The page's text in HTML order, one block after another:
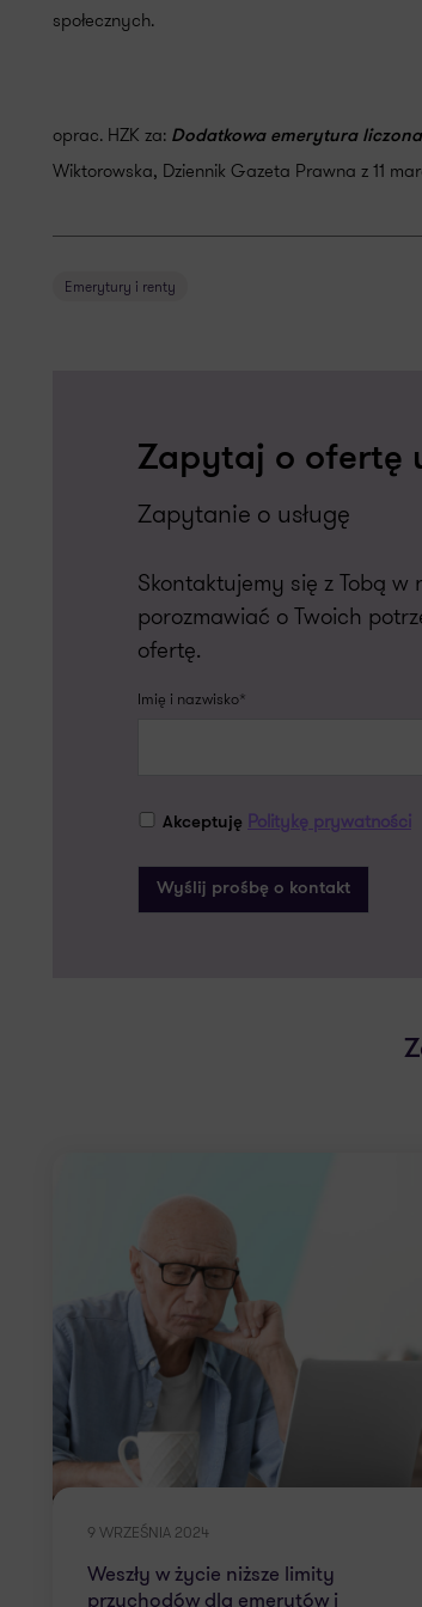
społecznych.
oprac. HZK za: Dodatkowa emerytura
Wiktorowska, Dziennik Gazeta Prawna z 11
Emerytury i renty
Zapytaj o ofertę
Zapytanie o usługę
Skontaktujemy się z Tobą
porozmawiać o Twoich
ofertę.
Imię i nazwisko*
Akceptuję Politykę prywatności
9 WRZEŚNIA 2024
Weszły w życie niższe limity
przychodów dla emerytów i